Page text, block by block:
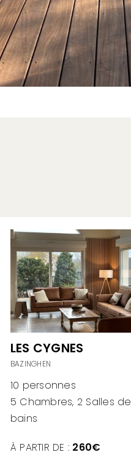
LES CYGNES
BAZINGHEN
10 personnes
5 Chambres, 2 Salles de
bains
À PARTIR DE : 260€